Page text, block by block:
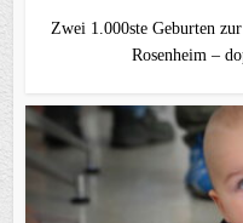
Zwei 1.000ste Geburten
Rosenheim –